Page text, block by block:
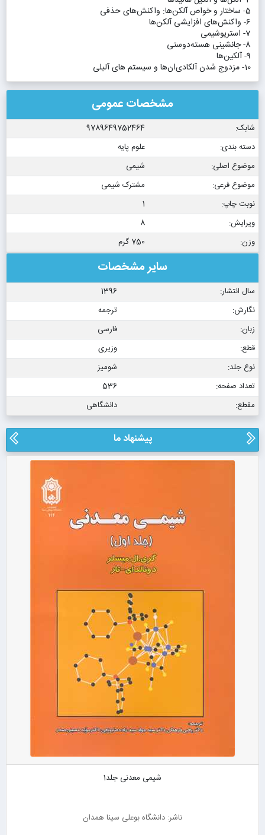
5- ساختار و خواص آلکن‌ها: واکنش‌های حذفی
6- واکنش‌های افزایشی آلکن‌ها
7- استریوشیمی
8- جانشینی هسته‌دوستی
9- آلکین‌ها
10- مزدوج شدن آلکادی‌ان‌ها و سیستم های آلیلی
مشخصات عمومی
شابک:
9789649752464
دسته بندی:
علوم پایه
موضوع اصلی:
شیمی
موضوع فرعی:
مشترک شیمی
نوبت چاپ:
1
ویرایش:
8
وزن:
750 گرم
سایر مشخصات
سال انتشار:
1396
نگارش:
ترجمه
زبان:
فارسی
قطع:
وزیری
نوع جلد:
شومیز
تعداد صفحه:
536
مقطع:
دانشگاهی
پیشنهاد ما
شیمی معدنی جلد1
ناشر: دانشگاه بوعلی سینا همدان